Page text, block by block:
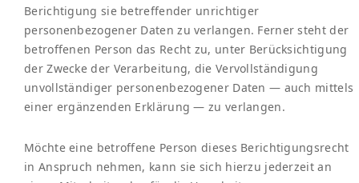
Berichtigung sie betreffender unrichtiger
personenbezogener Daten zu verlangen. Ferner steht der
betroffenen Person das Recht zu, unter Berücksichtigung
der Zwecke der Verarbeitung, die Vervollständigung
unvollständiger personenbezogener Daten — auch mittels
einer ergänzenden Erklärung — zu verlangen.
Möchte eine betroffene Person dieses Berichtigungsrecht
in Anspruch nehmen, kann sie sich hierzu jederzeit an